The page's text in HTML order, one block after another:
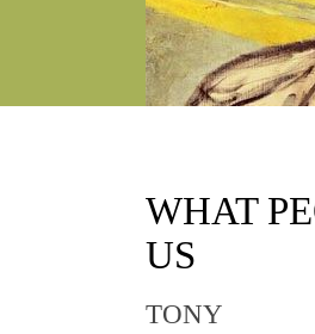
WHAT
US
TONY